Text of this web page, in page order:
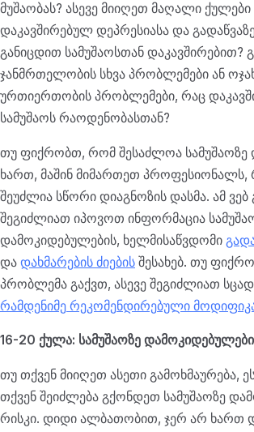
მუშაობას? ასევე მიიღეთ მაღალი ქულები
დაკავშირებულ დეპრესიასა და
განიცდით სამუშაოსთან დაკავშირებით?
ჯანმრთელობის სხვა პრობლემები ან
ურთიერთობის პრობლემები, რაც
სამუშაოს რაოდენობასთან?
თუ ფიქრობთ, რომ შესაძლოა სამუშაოზე
ხართ, მაშინ მიმართეთ
შეუძლია სწორი დიაგნოზის დასმა. ამ
შეგიძლიათ იპოვოთ ინფორმაცია
დამოკიდებულების, ხელმისაწვდომი
და დახმარების ძიების შესახებ. თუ
პრობლემა გაქვთ, ასევე შეგიძლიათ
რამდენიმე რეკომენდირებული
16-20 ქულა: სამუშაოზე
თუ თქვენ მიიღეთ ასეთი გამოხმაურება,
თქვენ შეიძლება გქონდეთ სამუშაოზე
რისკი. დიდი ალბათობით, ჯერ არ ხართ